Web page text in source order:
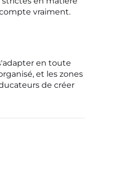
vraiment.
en toute
et les zones
de créer